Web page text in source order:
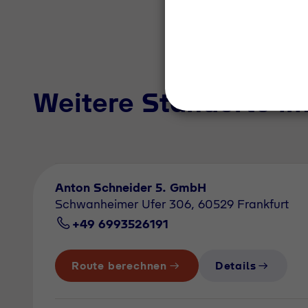
Weitere Standorte
Anton Schneider 5. GmbH
Schwanheimer Ufer 306, 60529 Frankfurt
+49 6993526191
Route berechnen Details